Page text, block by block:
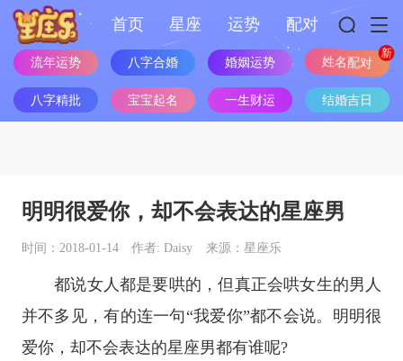
首页 星座 运势 配对
流年运势 八字合婚 婚姻运势 姓名配对
八字精批 宝宝起名 一生财运 结婚吉日
明明很爱你，却不会表达的星座男
时间：2018-01-14 作者: Daisy 来源：星座乐
都说女人都是要哄的，但真正会哄女生的男人
并不多见，有的连一句“我爱你”都不会说。明明很
爱你，却不会表达的星座男都有谁呢?